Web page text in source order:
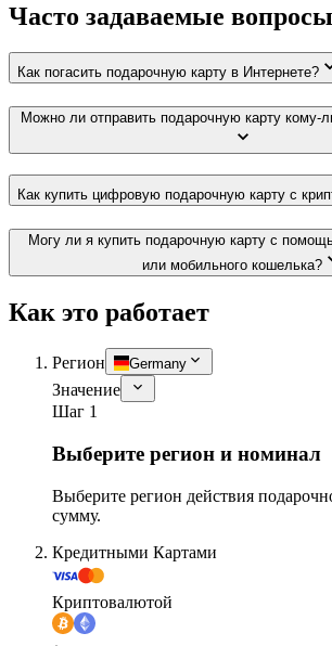
Часто задаваемые вопросы
Как погасить подарочную карту в Интернете?
Можно ли отправить подарочную карту кому-
Как купить цифровую подарочную карту с
Могу ли я купить подарочную карту с
или мобильного кошелька?
Как это работает
Регион Germany
Значение
Шаг 1
Выберите регион и номинал
Выберите регион действия
сумму.
Кредитными Картами
Криптовалютой